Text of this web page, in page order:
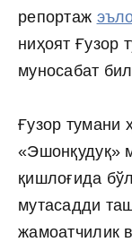
репортаж
ниҳоят Ғузор
муносабат
Ғузор тумани
«Эшонқудуқ»
қишлоғида
мутасадди
жамоатчилик